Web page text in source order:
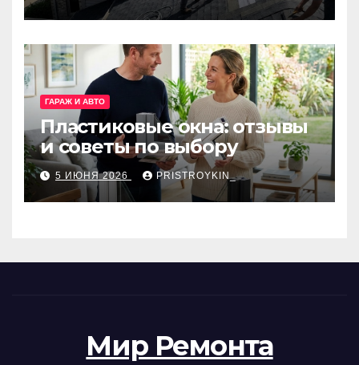
ГАРАЖ И АВТО
Пластиковые окна: отзывы
и советы по выбору
5 ИЮНЯ 2026 PRISTROYKIN_
Мир Ремонта